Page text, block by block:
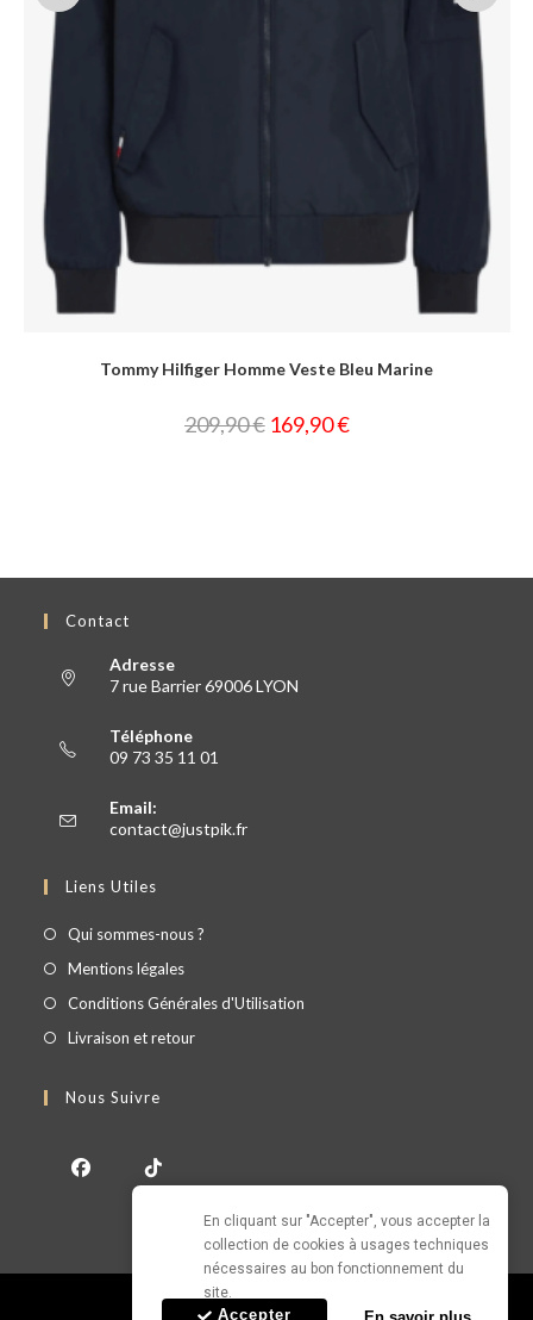
Tommy Hilfiger Homme Veste Bleu Marine
209,90€ 169,90€
Contact
Adresse
7 rue Barrier 69006 LYON
Téléphone
09 73 35 11 01
Email:
contact@justpik.fr
Liens Utiles
Qui sommes-nous ?
Mentions légales
Conditions Générales d'Utilisation
Livraison et retour
Nous Suivre
© Copyright - JUSTPIK 2026
Accepter
En cliquant sur "Accepter", vous accepter la
collection de cookies à usages techniques
nécessaires au bon fonctionnement du
site.